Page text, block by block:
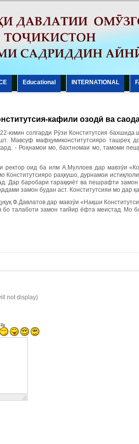
Еducational INTERNATIONAL
кафили озодӣ ва
юмин солгарди Рӯзи Конститутсия бахшида
Мавсуф мафҳумиконститутсияро ташреҳ
- Роҳнамои мо, бахтномаи мо, тамоми
ректор оид ба илм А.Муллоев дар мавзӯи
Конститутсияро раҳкушо, дурнамои
Дар баробари тараққиёт ва пешрафти
замон будан аст. Конститутсияи мо дар
Ф.Давлатов дар мавзӯи «Нақши
талаботи замон тағйир ёфта меистад. Мо
not display)